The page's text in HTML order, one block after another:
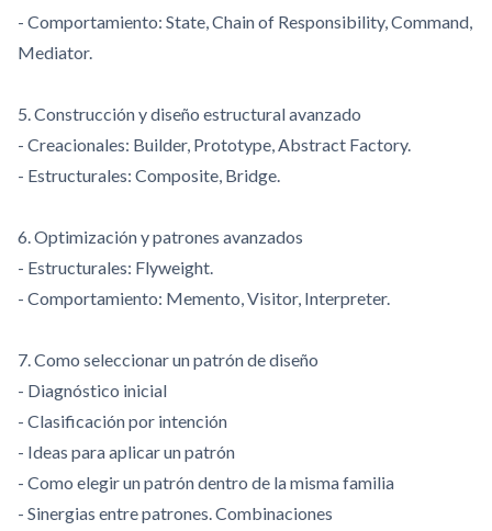
- Comportamiento: State, Chain of Responsibility, Command,
Mediator.
5. Construcción y diseño estructural avanzado
- Creacionales: Builder, Prototype, Abstract Factory.
- Estructurales: Composite, Bridge.
6. Optimización y patrones avanzados
- Estructurales: Flyweight.
- Comportamiento: Memento, Visitor, Interpreter.
7. Como seleccionar un patrón de diseño
- Diagnóstico inicial
- Clasificación por intención
- Ideas para aplicar un patrón
- Como elegir un patrón dentro de la misma familia
- Sinergias entre patrones. Combinaciones